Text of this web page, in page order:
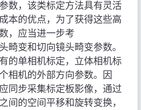
数，该类标定方法具有灵活
本的优点，为了获得这些高
，应当进一步考
畸变和切向镜头畸变参数。
的单相机标定，立体相机标
相机的外部方向参数。因
同步采集标定板影像，通过
间的空间平移和旋转变换，